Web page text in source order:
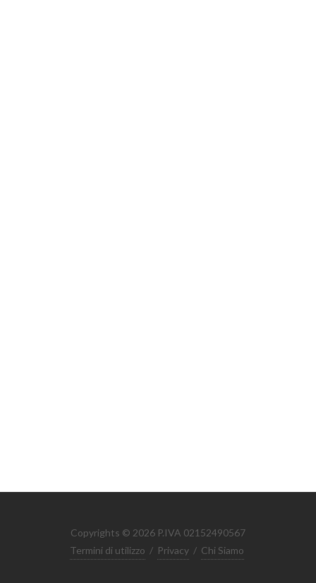
Copyrights © 2026 P.IVA 02152490567
Termini di utilizzo / Privacy / Chi Siamo